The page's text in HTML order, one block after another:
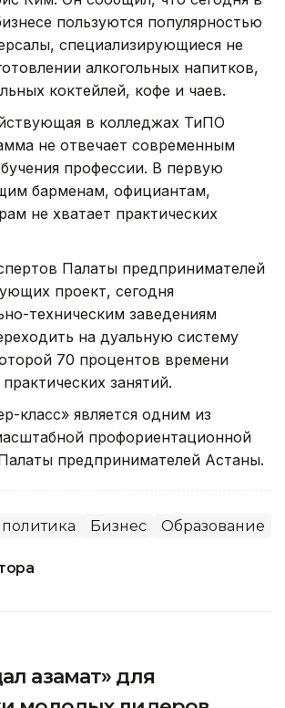
пользуются популярностью
специализирующиеся не
алкогольных напитков,
коктейлей, кофе и чаев.
в колледжах ТиПО
не отвечает современным
профессии. В первую
барменам, официантам,
не хватает практических
Палаты предпринимателей
проект, сегодня
техническим заведениям
на дуальную систему
70 процентов времени
занятий.
класс» является одним из
профориентационной
предпринимателей Астаны.
Бизнес Образование
азамат» для